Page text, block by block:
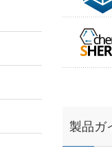
製品ガ